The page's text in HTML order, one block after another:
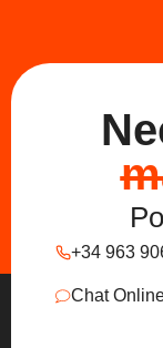
+34 963
Chat